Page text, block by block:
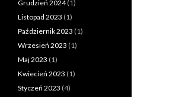
Grudzień 2024(1)
Listopad 2023 (1)
Październik 2023 (1)
Wrzesień 2023 (1)
Maj 2023 (1)
Kwiecień 2023 (1)
Styczeń 2023 (4)